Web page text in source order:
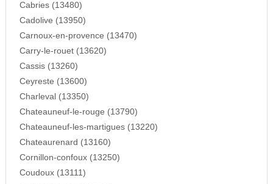
Cabries (13480)
Cadolive (13950)
Carnoux-en-provence (13470)
Carry-le-rouet (13620)
Cassis (13260)
Ceyreste (13600)
Charleval (13350)
Chateauneuf-le-rouge (13790)
Chateauneuf-les-martigues (13220)
Chateaurenard (13160)
Cornillon-confoux (13250)
Coudoux (13111)